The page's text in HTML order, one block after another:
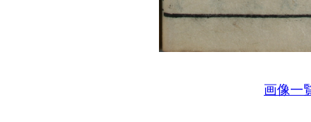
画像一